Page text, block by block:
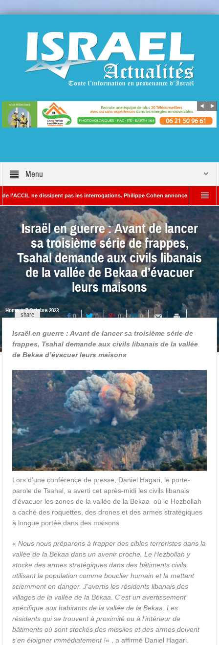
Menu
ne dissipent pas les interrogations. Philippe Cohen annonce se réserver le droit
Rédacteur en chef d’Israël Actualités L’Iran menace de frapper Tel-Aviv si
Israël en guerre : Avant de lancer
sa troisième série de frappes,
Tsahal demande aux civils libanais
de la vallée de Bekaa d’évacuer
leurs maisons
share 0 0 0 0
Home 7 Octobre 2023
Israël en guerre : Avant de lancer sa troisième série de
frappes, Tsahal demande aux civils libanais de la vallée
de Bekaa d’évacuer leurs maisons
Lors d’une conférence de presse, Daniel Hagari, le porte-
parole de Tsahal, a averti cet après-midi les civils libanais
d’évacuer les zones de la vallée de la Bekaa où le Hezbollah
a caché des roquettes, des drones et des armes stratégiques
à longue portée dans des maisons.
«Nous nous préparons à frapper des cibles terroristes dans la
vallée de la Bekaa dans un avenir proche. Le Hezbollah y
stocke des armes stratégiques dans des bâtiments civils,
utilisant la population comme bouclier humain et la mettant
sciemment en danger. J’avertis les résidents libanais des
villages de la vallée de la Bekaa. C’est un avertissement
spécifique aux habitants de la vallée de la Bekaa. Les
résidents qui se trouvent à proximité ou à l’intérieur de
bâtiments où sont stockés des missiles et des armes doivent
s’en éloigner immédiatement !« , a affirmé Daniel Hagari.